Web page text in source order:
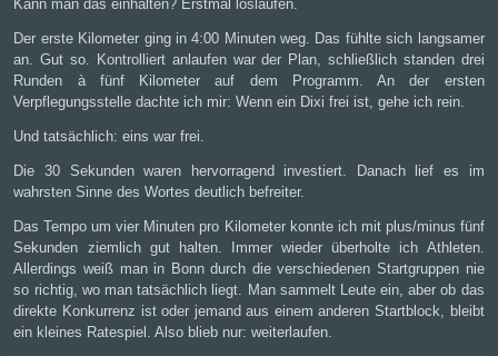
Kann man das einhalten? Erstmal loslaufen.
Der erste Kilometer ging in 4:00 Minuten weg. Das fühlte sich langsamer
an. Gut so. Kontrolliert anlaufen war der Plan, schließlich standen drei
Runden à fünf Kilometer auf dem Programm. An der ersten
Verpflegungsstelle dachte ich mir: Wenn ein Dixi frei ist, gehe ich rein.
Und tatsächlich: eins war frei.
Die 30 Sekunden waren hervorragend investiert. Danach lief es im
wahrsten Sinne des Wortes deutlich befreiter.
Das Tempo um vier Minuten pro Kilometer konnte ich mit plus/minus fünf
Sekunden ziemlich gut halten. Immer wieder überholte ich Athleten.
Allerdings weiß man in Bonn durch die verschiedenen Startgruppen nie
so richtig, wo man tatsächlich liegt. Man sammelt Leute ein, aber ob das
direkte Konkurrenz ist oder jemand aus einem anderen Startblock, bleibt
ein kleines Ratespiel. Also blieb nur: weiterlaufen.